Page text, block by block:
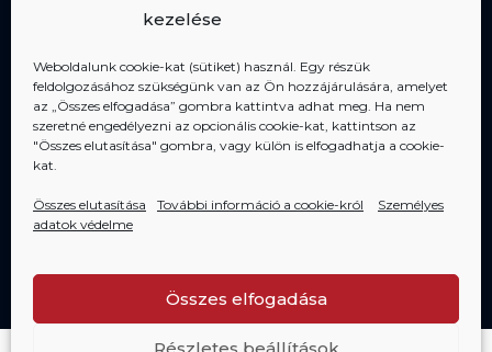
kezelése
Weboldalunk cookie-kat (sütiket) használ. Egy részük
feldolgozásához szükségünk van az Ön hozzájárulására, amelyet
az „Összes elfogadása” gombra kattintva adhat meg. Ha nem
szeretné engedélyezni az opcionális cookie-kat, kattintson az
"Összes elutasítása" gombra, vagy külön is elfogadhatja a cookie-
kat.
Összes elutasítása További információ a cookie-król
Személyes
adatok védelme
Összes elfogadása
Részletes beállítások
Tagjai vagyunkAIPP
Copyright 2006-2020 RELLOX s.r.o. - minden jog fenntartva